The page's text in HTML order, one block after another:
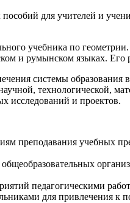
для учителей и
учебника по
и румынском языках.
системы
технологической,
исследований и проектов.
преподавания учебных
педагогическими
для привлечения к